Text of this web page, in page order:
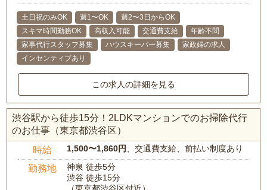
土日祝のみOK 週1〜OK
週2〜3日からOK
スキマ時間勤務OK
高収入可能 交通費支給
年齢不問
家事代行スタッフ募集
ハウスキーパー募集
家政婦の求人
インセンティブあり
この求人の詳細を見る
渋谷駅から徒歩15分！2LDKマンションでのお掃除代行
のお仕事（東京都渋谷区）
時給 1,500〜1,860円 、交通費支給、前払い制度あり
勤務地
神泉 徒歩5分
渋谷 徒歩15分